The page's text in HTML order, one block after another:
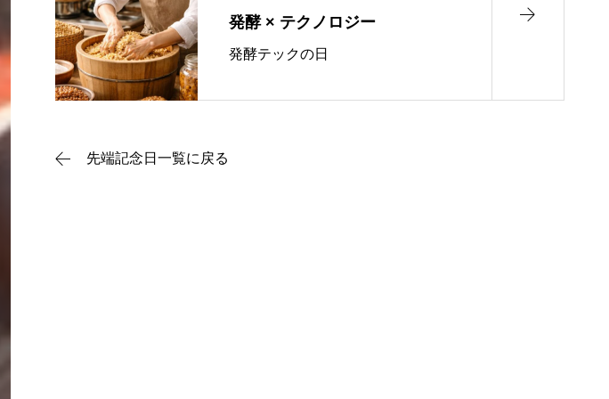
動画で理解
記念日一覧
発酵 × テクノロジー
発酵テックの日
先端記念日一覧に戻る